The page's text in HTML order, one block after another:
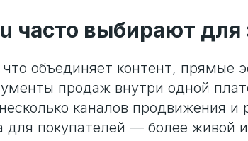
часто выбирают для
объединяет контент, прямые
продаж внутри одной
каналов продвижения и
для покупателей — более живой